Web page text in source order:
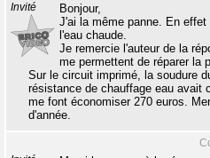
Invité
Bonjour,
J'ai la même panne. En
l'eau chaude.
Je remercie l'auteur de la
me permettent de réparer la
Sur le circuit imprimé, la soudure
résistance de chauffage eau avait
me font économiser 270 euros.
d'année.